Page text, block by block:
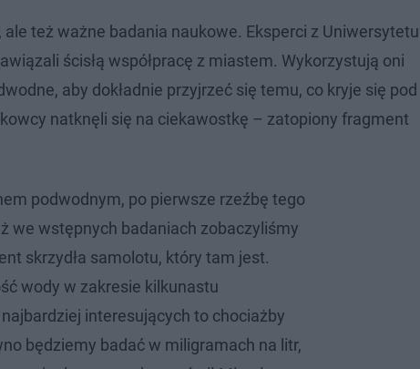
też ważne badania naukowe. Eksperci z Uniwersytetu
ścisłą współpracę z miastem. Wykorzystują oni
aby dokładnie przyjrzeć się temu, co kryje się pod
natknęli się na ciekawostkę – zatopiony fragment
podwodnym, po pierwsze rzeźbę tego
we wstępnych badaniach zobaczyliśmy
skrzydła samolotu, który tam jest.
wody w zakresie kilkunastu
interesujących to chociażby
będziemy badać w miligramach na litr,